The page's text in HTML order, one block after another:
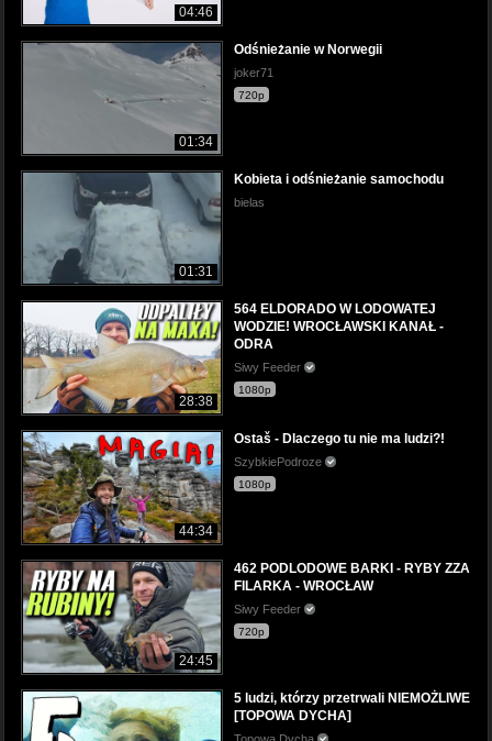
04:46
01:34
Odśnieżanie w Norwegii
joker71
720p
01:31
Kobieta i odśnieżanie samochodu
bielas
28:38
564 ELDORADO W LODOWATEJ
WODZIE! WROCŁAWSKI KANAŁ -
ODRA
Siwy Feeder
1080p
44:34
Ostaš - Dlaczego tu nie ma ludzi?!
SzybkiePodroze
1080p
24:45
462 PODLODOWE BARKI - RYBY ZZA
FILARKA - WROCŁAW
Siwy Feeder
720p
5 ludzi, którzy przetrwali NIEMOŻLIWE
[TOPOWA DYCHA]